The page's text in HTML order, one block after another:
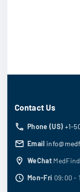
Contact Us
Phone (US) +1-
Email
WeChat MedFind
Mon-Fri 09:00 -